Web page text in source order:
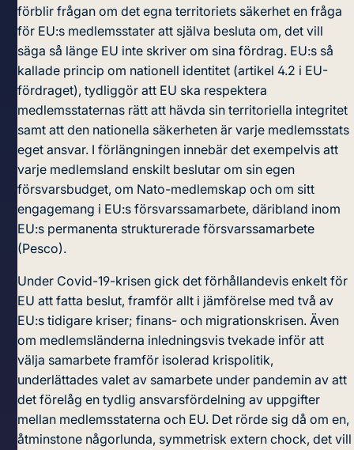
förblir frågan om det egna territoriets säkerhet en fråga
för EU:s medlemsstater att själva besluta om, det vill
säga så länge EU inte skriver om sina fördrag. EU:s så
kallade princip om nationell identitet (artikel 4.2 i EU-
fördraget), tydliggör att EU ska respektera
medlemsstaternas rätt att hävda sin territoriella integritet
samt att den nationella säkerheten är varje medlemsstats
eget ansvar. I förlängningen innebär det exempelvis att
varje medlemsland enskilt beslutar om sin egen
försvarsbudget, om Nato-medlemskap och om sitt
engagemang i EU:s försvarssamarbete, däribland inom
EU:s permanenta strukturerade försvarssamarbete
(Pesco).
Under Covid-19-krisen gick det förhållandevis enkelt för
EU att fatta beslut, framför allt i jämförelse med två av
EU:s tidigare kriser; finans- och migrationskrisen. Även
om medlemsländerna inledningsvis tvekade inför att
välja samarbete framför isolerad krispolitik,
underlättades valet av samarbete under pandemin av att
det förelåg en tydlig ansvarsfördelning av uppgifter
mellan medlemsstaterna och EU. Det rörde sig då om en,
åtminstone någorlunda, symmetrisk extern chock, det vill